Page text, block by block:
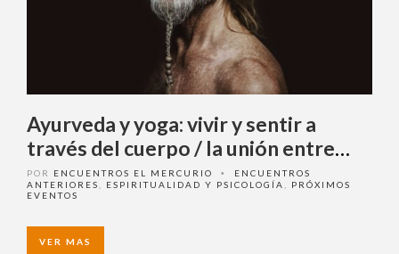
Ayurveda y yoga: vivir y sentir a
través del cuerpo / la unión entre
cuerpo y mente
POR ENCUENTROS EL MERCURIO •
ENCUENTROS
ANTERIORES
ESPIRITUALIDAD Y PSICOLOGÍA
PRÓXIMOS
EVENTOS
VER MAS